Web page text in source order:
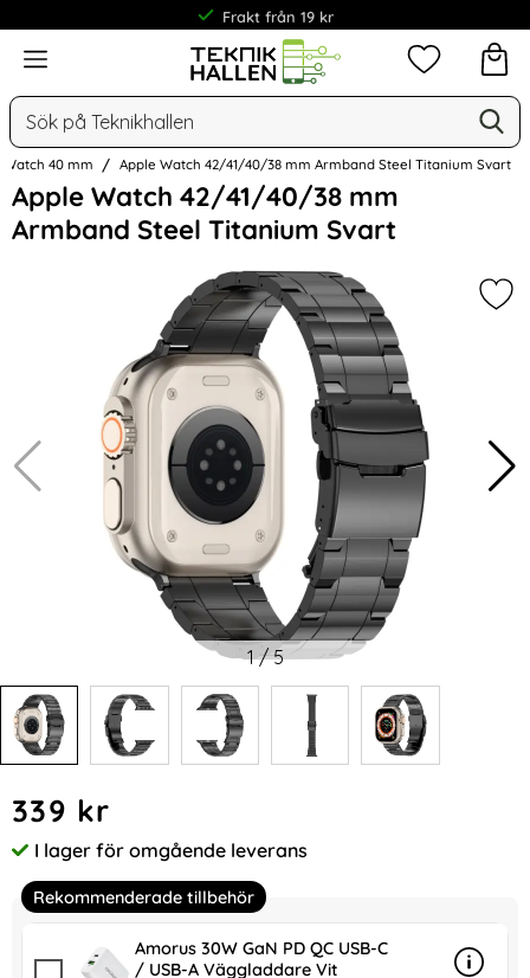
Frakt från 19 kr
Meny
Sök
Mina
Watch 40 mm Apple Watch 42/41/40/38 mm Armband Steel Titanium Svart
Apple Watch 42/41/40/38 mm
Armband Steel Titanium Svart
Hoppa
över
Bilder
1/5
pris
339 kr
Tillgänglighet:
I lager för omgående leverans
Rekommenderade tillbehör
Amorus 30W GaN PD QC USB-C
/ USB-A Väggladdare Vit
Info
mer